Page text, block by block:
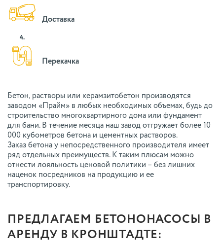
Доставка
4.
Перекачка
Бетон, растворы или керамзитобетон производятся
заводом «Прайм» в любых необходимых объемах, будь до
строительство многоквартирного дома или фундамент
для бани. В течение месяца наш завод отгружает более 10
000 кубометров бетона и цементных растворов.
Заказ бетона у непосредственного производителя имеет
ряд отдельных преимуществ. К таким плюсам можно
отнести лояльность ценовой политики – без лишних
наценок посредников на продукцию и ее
транспортировку.
ПРЕДЛАГАЕМ БЕТОНОНАСОСЫ В
АРЕНДУ В КРОНШТАДТЕ: